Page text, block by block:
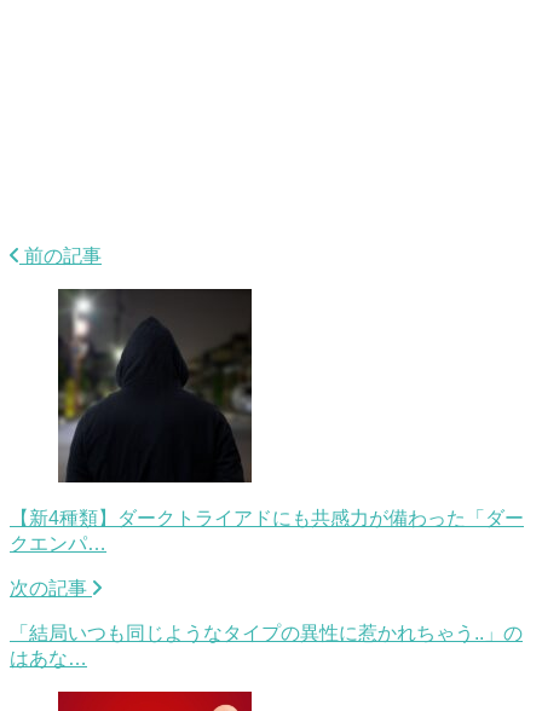
前の記事
【新4種類】ダークトライアドにも共感力が備わった「ダー
クエンパ…
次の記事
「結局いつも同じようなタイプの異性に惹かれちゃう..」の
はあな…